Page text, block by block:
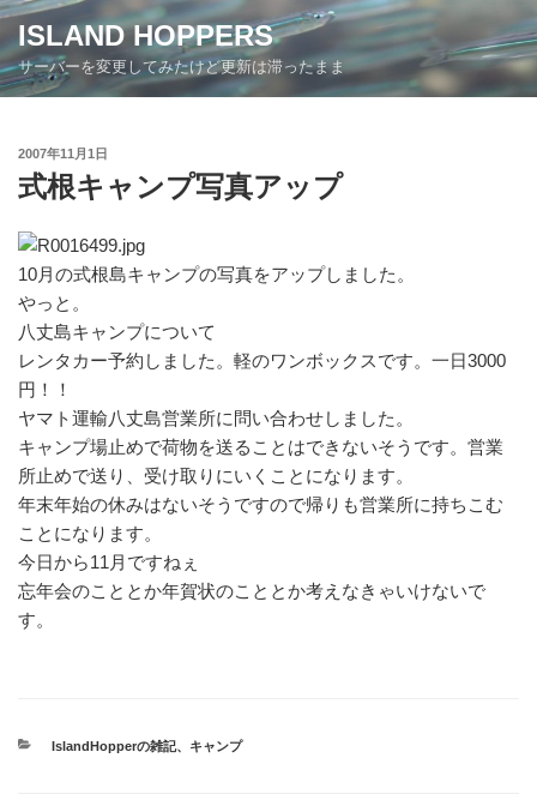
コ
ン
テ
ン
ISLAND HOPPERS
サーバーを変更してみたけど更新は滞ったまま
投
日:
2007年11月1日
式根キャンプ写真アップ
10月の式根島キャンプの写真をアップしました。
やっと。
八丈島キャンプについて
レンタカー予約しました。軽のワンボックスです。一日3000
円！！
ヤマト運輸八丈島営業所に問い合わせしました。
キャンプ場止めで荷物を送ることはできないそうです。営業
所止めで送り、受け取りにいくことになります。
年末年始の休みはないそうですので帰りも営業所に持ちこむ
ことになります。
今日から11月ですねぇ
忘年会のこととか年賀状のこととか考えなきゃいけないで
す。
カ
IslandHopperの雑記、 キャンプ